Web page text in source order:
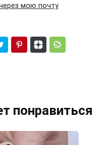
мою почту
понравиться